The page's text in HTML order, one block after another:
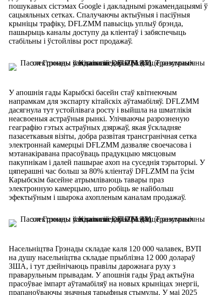
пошукавых сістэмах Google і дакладнымі рэкамендацыямі ў
сацыяльных сетках. Спалучаючы актыўныя і пасіўныя
крыніцы трафіку, DFLZMM павысіць уплыў брэнда,
пашырыць каналы доступу да кліентаў і забяспечыць
стабільны і ўстойлівы рост продажаў.
У апошнія гады Карыбскі басейн стаў квітнеючым
напрамкам для экспарту кітайскіх аўтамабіляў. DFLZMM
дасягнула тут устойлівага росту і выйшла на шматлікія
неасвоеныя астраўныя рынкі. Улічваючы разрозненую
геаграфію гэтых астраўных дзяржаў, якая ўскладняе
пазасеткавыя візіты, добра развітая трансгранічная сетка
электроннай камерцыі DFLZMM дазваляе своечасова і
мэтанакіравана прасоўваць прадукцыю мясцовым
пакупнікам і далей пашырае ахоп на суседнія тэрыторыі. У
цяперашні час больш за 80% кліентаў DFLZMM па ўсім
Карыбскім басейне атрымліваюць тавары праз
электронную камерцыю, што робіць яе найбольш
эфектыўным і шырока ахопленым каналам продажаў.
Насельніцтва Грэнады складае каля 120 000 чалавек, ВУП
на душу насельніцтва складае прыблізна 12 000 долараў
ЗША, і тут дзейнічаюць правілы дарожнага руху з
праварульным прывадам. У апошнія гады ўрад актыўна
прасоўвае імпарт аўтамабіляў на новых крыніцах энергіі,
прапаноўваючы значныя тарыфныя стымулы. У маі 2025